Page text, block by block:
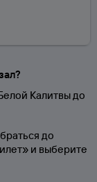
Калитвы до
до
и выберите